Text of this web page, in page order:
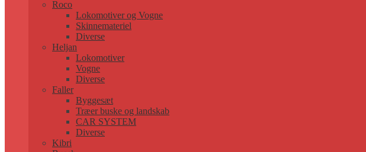
Roco
Lokomotiver og Vogne
Skinnemateriel
Diverse
Heljan
Lokomotiver
Vogne
Diverse
Faller
Byggesæt
Træer buske og landskab
CAR SYSTEM
Diverse
Kibri